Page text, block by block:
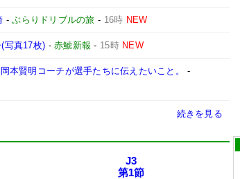
-ぶらりドリブルの旅 - 16時 NEW
写真17枚) -赤鯱新報 - 15時 NEW
本賢明コーチが選手たちに伝えたいこと。
-
続きを見る
J3
第1節